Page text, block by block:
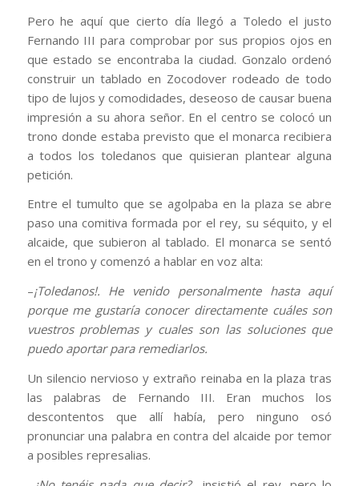
Pero he aquí que cierto día llegó a Toledo el justo
Fernando III para comprobar por sus propios ojos en
que estado se encontraba la ciudad. Gonzalo ordenó
construir un tablado en Zocodover rodeado de todo
tipo de lujos y comodidades, deseoso de causar buena
impresión a su ahora señor. En el centro se colocó un
trono donde estaba previsto que el monarca recibiera
a todos los toledanos que quisieran plantear alguna
petición.
Entre el tumulto que se agolpaba en la plaza se abre
paso una comitiva formada por el rey, su séquito, y el
alcaide, que subieron al tablado. El monarca se sentó
en el trono y comenzó a hablar en voz alta:
–¡Toledanos!. He venido personalmente hasta aquí
porque me gustaría conocer directamente cuáles son
vuestros problemas y cuales son las soluciones que
puedo aportar para remediarlos.
Un silencio nervioso y extraño reinaba en la plaza tras
las palabras de Fernando III. Eran muchos los
descontentos que allí había, pero ninguno osó
pronunciar una palabra en contra del alcaide por temor
a posibles represalias.